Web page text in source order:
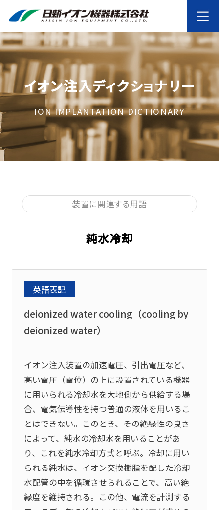
イオン注入ディクショナリー
ION IMPLANTATION DICTIONARY
装置に関連する用語
純水冷却
英語表記
deionized water cooling（cooling by
deionized water）
イオン注入装置の加速電圧、引出電圧など、
高い電圧（電位）の上に設置されている機器
に用いられる冷却水を大地側から供給する場
合、電気伝導性を持つ普通の液体を用いるこ
とはできない。このとき、その絶縁性の良さ
によって、純水の冷却水を用いることがあ
り、これを純水冷却方式と呼ぶ。冷却に用い
られる純水は、イオン交換樹脂を配した冷却
水配管の中を循環させられることで、高い絶
縁度を維持される。この他、電流を計測する